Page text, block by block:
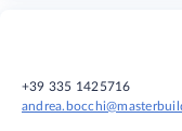
+39 335 1425716